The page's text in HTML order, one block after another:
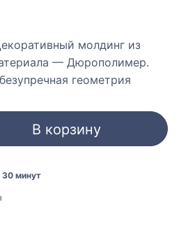
молдинг из
— Дюрополимер.
геометрия
В корзину
30 минут